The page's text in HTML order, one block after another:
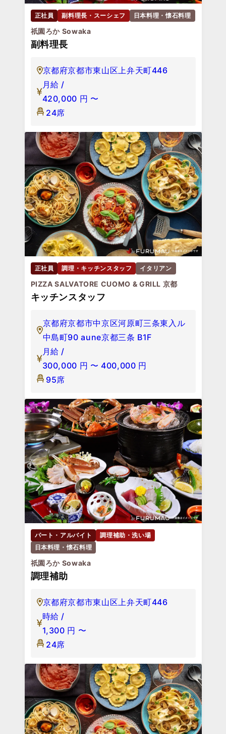
正社員 副料理長・スーシェフ 日本料理・懐石料理
祇園ろか Sowaka
副料理長
京都府京都市東山区上弁天町446
月給 /
420,000 円 〜
24席
正社員 調理・キッチンスタッフ イタリアン
PIZZA SALVATORE CUOMO & GRILL 京都
キッチンスタッフ
京都府京都市中京区河原町三条東入ル
中島町90 aune京都三条 B1F
月給 /
300,000 円 〜 400,000 円
95席
パート・アルバイト
調理補助・洗い場
日本料理・懐石料理
祇園ろか Sowaka
調理補助
京都府京都市東山区上弁天町446
時給 /
1,300 円 〜
24席